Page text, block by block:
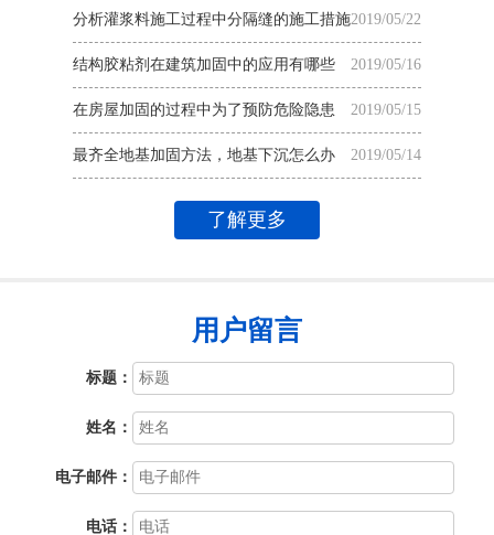
分析灌浆料施工过程中分隔缝的施工措施2019/05/22
结构胶粘剂在建筑加固中的应用有哪些 2019/05/16
在房屋加固的过程中为了预防危险隐患 2019/05/15
最齐全地基加固方法，地基下沉怎么办 2019/05/14
了解更多
用户留言
标题：
姓名：
电子邮件：
电话：